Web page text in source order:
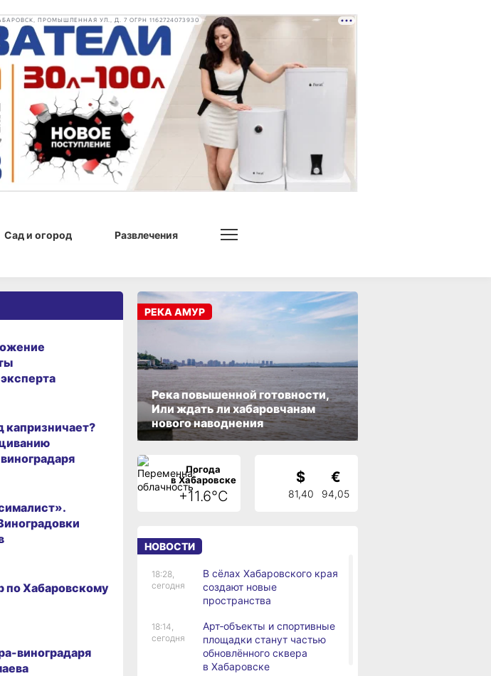
ПРОМЫШЛЕННАЯ УЛ., Д. 7 ОГРН 1162724073930
Сад и огород Развлечения
капризничает?
по Хабаровскому
виноградаря
Река повышенной готовности,
Или ждать ли хабаровчанам
нового наводнения
РЕКА АМУР
Погода
в Хабаровске
+11.6°C
$
81,40
€
94,05
НОВОСТИ
18:28,
сегодня
В сёлах Хабаровского края
создают новые
пространства
18:14,
сегодня
Арт‑объекты и спортивные
площадки станут частью
обновлённого сквера
в Хабаровске